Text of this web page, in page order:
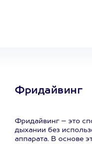
Фридайвинг
Фридайвинг – это
дыхании без
аппарата. В основе